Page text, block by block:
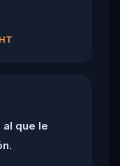
al que le